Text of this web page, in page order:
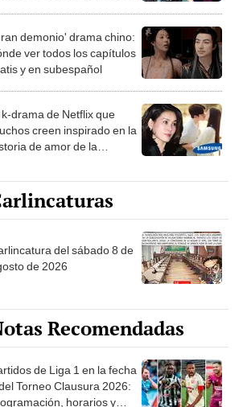
demonio' drama chino:
ver todos los capítulos
y en subespañol
k-drama de Netflix que
creen inspirado en la
de amor de la
del sábado 8 de
de 2026
Recomendadas
de Liga 1 en la fecha
Torneo Clausura 2026:
horarios y